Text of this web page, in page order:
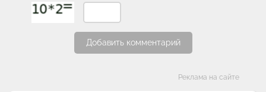
Добавить комментарий
Реклама на сайте